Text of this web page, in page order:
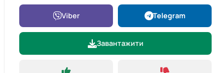
Viber Telegram
Завантажити